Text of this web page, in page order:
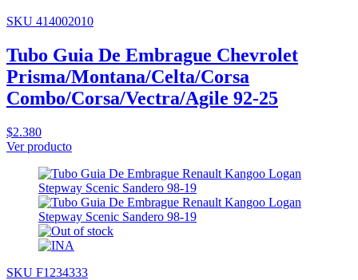
SKU 414002010
Tubo Guia De Embrague Chevrolet
Prisma/Montana/Celta/Corsa
Combo/Corsa/Vectra/Agile 92-25
$2.380
Ver producto
SKU F1234333